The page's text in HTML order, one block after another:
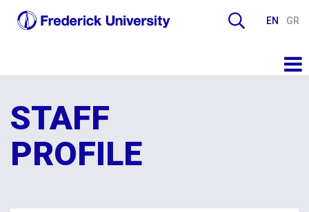
EN GR
STAFF
PROFILE